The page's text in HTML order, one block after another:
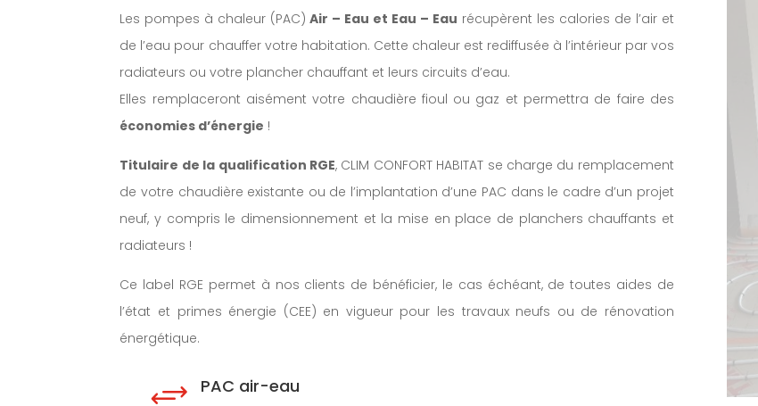
Les pompes à chaleur (PAC) Air – Eau et Eau – Eau récupèrent les calories de l’air et
de l’eau pour chauffer votre habitation. Cette chaleur est rediffusée à l’intérieur par vos
radiateurs ou votre plancher chauffant et leurs circuits d’eau.
Elles remplaceront aisément votre chaudière fioul ou gaz et permettra de faire des
économies d’énergie !
Titulaire de la qualification RGE, CLIM CONFORT HABITAT se charge du remplacement
de votre chaudière existante ou de l’implantation d’une PAC dans le cadre d’un projet
neuf, y compris le dimensionnement et la mise en place de planchers chauffants et
radiateurs !
Ce label RGE permet à nos clients de bénéficier, le cas échéant, de toutes aides de
l’état et primes énergie (CEE) en vigueur pour les travaux neufs ou de rénovation
énergétique.
+ PAC air-eau